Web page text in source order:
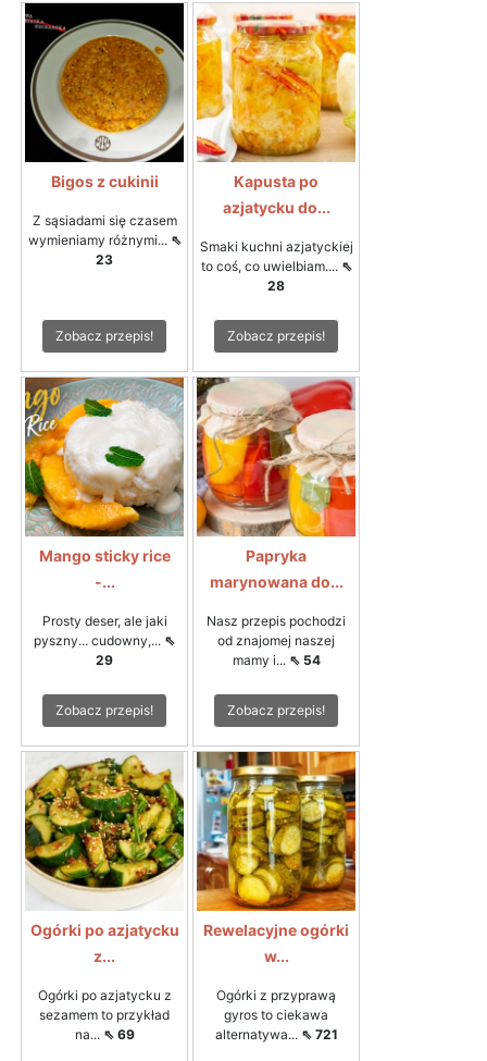
Bigos z cukinii
Z sąsiadami się czasem
wymieniamy różnymi... ⇖
23
Zobacz przepis!
Kapusta po
azjatycku do...
Smaki kuchni azjatyckiej
to coś, co uwielbiam.... ⇖
28
Zobacz przepis!
Mango sticky rice
-...
Prosty deser, ale jaki
pyszny... cudowny,... ⇖
29
Zobacz przepis!
Papryka
marynowana do...
Nasz przepis pochodzi
od znajomej naszej
mamy i... ⇖ 54
Zobacz przepis!
Ogórki po azjatycku
z...
Ogórki po azjatycku z
sezamem to przykład
na... ⇖ 69
Rewelacyjne ogórki
w...
Ogórki z przyprawą
gyros to ciekawa
alternatywa... ⇖ 721